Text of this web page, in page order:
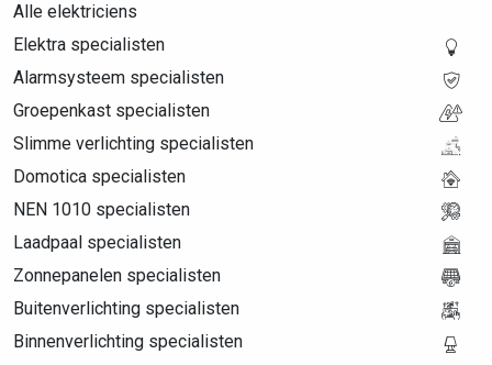
Alle elektriciens
Elektra specialisten
Alarmsysteem specialisten
Groepenkast specialisten
Slimme verlichting specialisten
Domotica specialisten
NEN 1010 specialisten
Laadpaal specialisten
Zonnepanelen specialisten
Buitenverlichting specialisten
Binnenverlichting specialisten